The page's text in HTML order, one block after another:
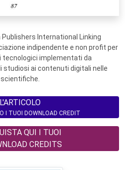
International Linking
indipendente e non profit per
implementati da
studiosi ai contenuti digitali nelle
I TUOI DOWNLOAD CREDIT
QUI I TUOI
CREDITS